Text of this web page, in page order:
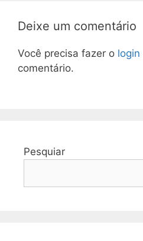
Deixe um comentário
Você precisa fazer o login
comentário.
Pesquiar